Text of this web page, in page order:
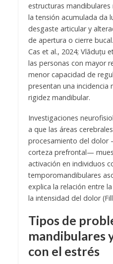
estructuras
la tensión acumulada da
desgaste articular y
de apertura o cierre
Cas et al., 2024; Vlăduțu
las personas con mayor
menor capacidad de
presentan una incidencia
rigidez mandibular.
Investigaciones
a que las áreas
procesamiento del dolor
corteza prefrontal—
activación en individuos
temporomandibulares
explica la relación entre
la intensidad del dolor
Tipos de
mandibulares
con el estrés